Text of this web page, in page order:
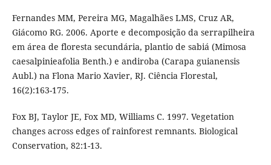
Fernandes MM, Pereira MG, Magalhães LMS, Cruz AR,
Giácomo RG. 2006. Aporte e decomposição da serrapilheira
em área de floresta secundária, plantio de sabiá (Mimosa
caesalpinieafolia Benth.) e andiroba (Carapa guianensis
Aubl.) na Flona Mario Xavier, RJ. Ciência Florestal,
16(2):163-175.
Fox BJ, Taylor JE, Fox MD, Williams C. 1997. Vegetation
changes across edges of rainforest remnants. Biological
Conservation, 82:1-13.